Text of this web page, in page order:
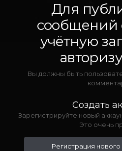
Для
сообщений
учётную
Вы должны быть
Создать
Зарегистрируйте новый
Это очень
Регистрация